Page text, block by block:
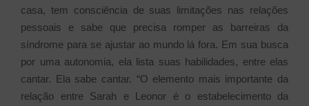
casa, tem consciência de suas limitações nas relações
pessoais e sabe que precisa romper as barreiras da
síndrome para se ajustar ao mundo lá fora. Em sua busca
por uma autonomia, ela lista suas habilidades, entre elas
cantar. Ela sabe cantar. “O elemento mais importante da
relação entre Sarah e Leonor é o estabelecimento da